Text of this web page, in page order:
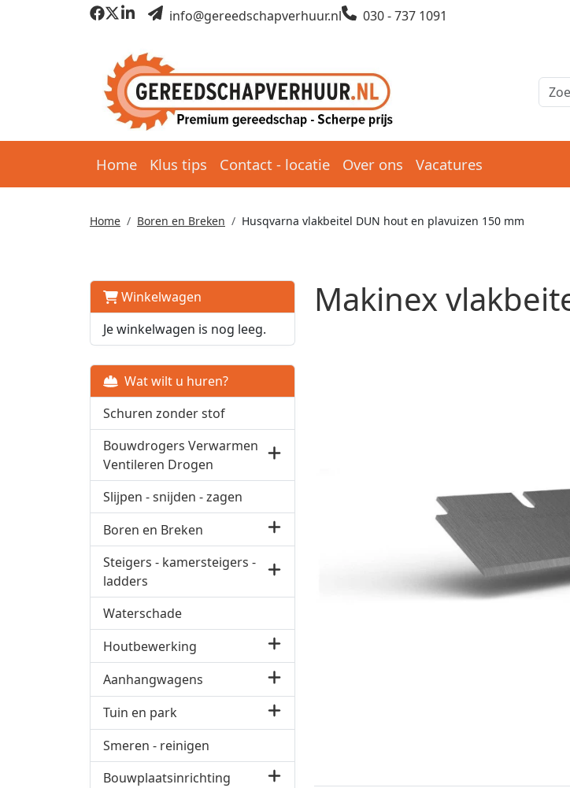
info@gereedschapverhuur.nl 030 - 737 1091
Home Klus tips Contact - locatie Over ons Vacatures
Home Boren en Breken
Husqvarna vlakbeitel DUN hout en plavuizen 150 mm
Winkelwagen
Je winkelwagen is nog leeg.
Wat wilt u huren?
Schuren zonder stof
Bouwdrogers Verwarmen
Ventileren Drogen
Slijpen - snijden - zagen
Boren en Breken
Steigers - kamersteigers -
ladders
Waterschade
Houtbewerking
Aanhangwagens
Tuin en park
Smeren - reinigen
Bouwplaatsinrichting
Makinex